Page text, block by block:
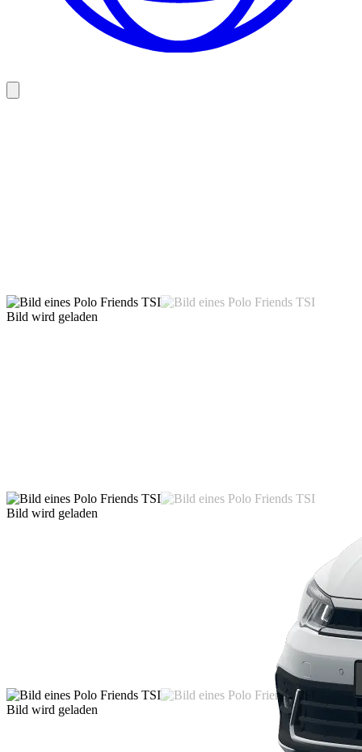
Bild wird geladen
Bild wird geladen
Bild wird geladen